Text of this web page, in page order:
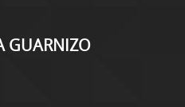
GUARNIZO